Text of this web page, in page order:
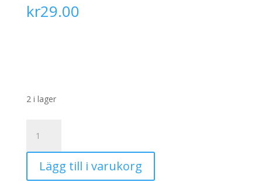
kr29.00
2 i lager
Cupcake
mängd
Lägg till i varukorg